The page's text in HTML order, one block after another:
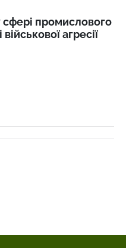
промислового
агресії